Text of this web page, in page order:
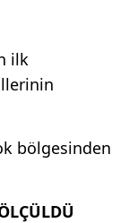
ilk
bölgesinden